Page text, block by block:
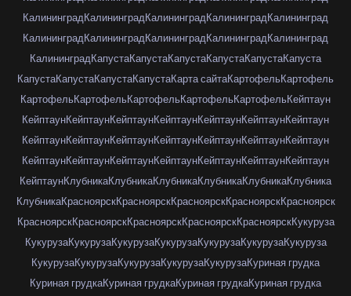
КалининградКалининградКалининградКалининградКалининград
КалининградКалининградКалининградКалининградКалининград
КалининградКапустаКапустаКапустаКапустаКапустаКапуста
КапустаКапустаКапустаКапустаКарта сайтаКартофельКартофель
КартофельКартофельКартофельКартофельКартофельКейптаун
КейптаунКейптаунКейптаунКейптаунКейптаунКейптаунКейптаун
КейптаунКейптаунКейптаунКейптаунКейптаунКейптаунКейптаун
КейптаунКейптаунКейптаунКейптаунКейптаунКейптаунКейптаун
КейптаунКлубникаКлубникаКлубникаКлубникаКлубникаКлубника
КлубникаКрасноярскКрасноярскКрасноярскКрасноярскКрасноярск
КрасноярскКрасноярскКрасноярскКрасноярскКрасноярскКукуруза
КукурузаКукурузаКукурузаКукурузаКукурузаКукурузаКукуруза
КукурузаКукурузаКукурузаКукурузаКукурузаКуриная грудка
Куриная грудкаКуриная грудкаКуриная грудкаКуриная грудка